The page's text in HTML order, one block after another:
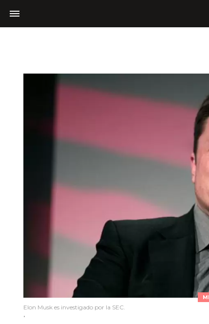
Elon Musk es investigado por la SEC.
.